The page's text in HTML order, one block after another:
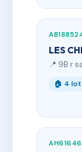
LES
📍 9B r
🏠 4